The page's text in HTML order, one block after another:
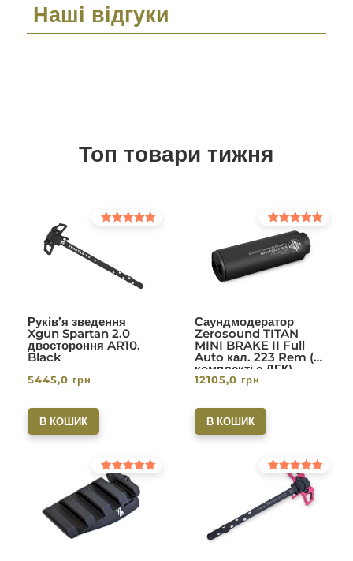
Наші відгуки
Топ товари тижня
Руків’я зведення
Xgun Spartan 2.0
двостороння AR10.
Black
5445,0 грн
В КОШИК
Саундмодератор
Zerosound TITAN
MINI BRAKE II Full
Auto кал. 223 Rem (в
комплекті с ДГК)
різьба 1/2-28. Вlack
Оцінено в
5.00
з 5
12105,0 грн
В КОШИК
Оцінено в
5.00
з 5
Оцінено в
з 5